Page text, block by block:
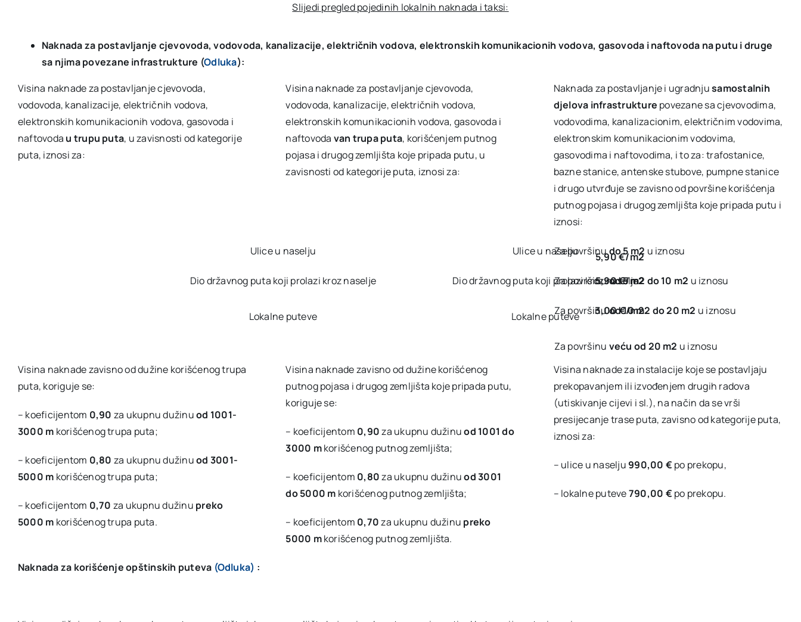
Slijedi pregled pojedinih lokalnih naknada i taksi:
Naknada za postavljanje cjevovoda, vodovoda, kanalizacije, električnih vodova, elektronskih komunikacionih vodova, gasovoda i naftovoda na putu i druge
sa njima povezane infrastrukture (Odluka):
Visina naknade za postavljanje cjevovoda,
vodovoda, kanalizacije, električnih vodova,
elektronskih komunikacionih vodova, gasovoda i
naftovoda u trupu puta, u zavisnosti od kategorije
puta, iznosi za:
Visina naknade za postavljanje cjevovoda,
vodovoda, kanalizacije, električnih vodova,
elektronskih komunikacionih vodova, gasovoda i
naftovoda van trupa puta, korišćenjem putnog
pojasa i drugog zemljišta koje pripada putu, u
zavisnosti od kategorije puta, iznosi za:
Naknada za postavljanje i ugradnjusamostalnih
djelova infrastrukture povezane sa cjevovodima,
vodovodima, kanalizacionim, električnim vodovima,
elektronskim komunikacionim vodovima,
gasovodima i naftovodima, i to za: trafostanice,
bazne stanice, antenske stubove, pumpne stanice
i drugo utvrđuje se zavisno od površine korišćenja
putnog pojasa i drugog zemljišta koje pripada putu i
iznosi:
Ulice u naselju
5,90 €/m2
Dio državnog puta koji prolazi kroz naselje
5,90 €/m2
Lokalne puteve 3,00 €/m2
Ulice u naselju
Dio državnog puta koji prolazi kroz naselje
Lokalne puteve
Za površinudo 5 m2 u iznosu
Za površinuod 5 m2 do 10 m2 u iznosu
Za površinuod 10 m2 do 20 m2 u iznosu
Za površinu veću od 20 m2 u iznosu
Visina naknade zavisno od dužine korišćenog trupa
puta, koriguje se:
– koeficijentom 0,90 za ukupnu dužinuod 1001-
3000 m korišćenog trupa puta;
– koeficijentom 0,80 za ukupnu dužinuod 3001-
5000 m korišćenog trupa puta;
– koeficijentom 0,70 za ukupnu dužinu preko
5000 m korišćenog trupa puta.
Visina naknade zavisno od dužine korišćenog
putnog pojasa i drugog zemljišta koje pripada putu,
koriguje se:
– koeficijentom 0,90za ukupnu dužinuod 1001 do
3000 mkorišćenog putnog zemljišta;
– koeficijentom 0,80za ukupnu dužinuod 3001
do 5000 m korišćenog putnog zemljišta;
– koeficijentom 0,70za ukupnu dužinu preko
5000 mkorišćenog putnog zemljišta.
Visina naknade za instalacije koje se postavljaju
prekopavanjem ili izvođenjem drugih radova
(utiskivanje cijevi i sl.), na način da se vrši
presijecanje trase puta, zavisno od kategorije puta,
iznosi za:
– ulice u naselju 990,00 € po prekopu,
– lokalne puteve790,00 € po prekopu.
Naknada za korišćenje opštinskih puteva (Odluka) :